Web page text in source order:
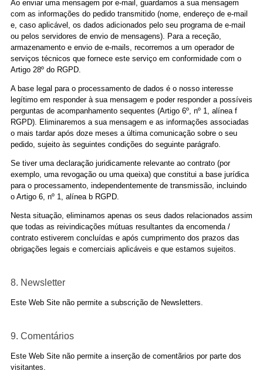
Ao enviar uma mensagem por e-mail, guardamos a sua mensagem
com as informações do pedido transmitido (nome, endereço de e-mail
e, caso aplicável, os dados adicionados pelo seu programa de e-mail
ou pelos servidores de envio de mensagens). Para a receção,
armazenamento e envio de e-mails, recorremos a um operador de
serviços técnicos que fornece este serviço em conformidade com o
Artigo 28º do RGPD.
A base legal para o processamento de dados é o nosso interesse
legítimo em responder à sua mensagem e poder responder a possíveis
perguntas de acompanhamento sequentes (Artigo 6º, nº 1, alínea f
RGPD). Eliminaremos a sua mensagem e as informações associadas
o mais tardar após doze meses a última comunicação sobre o seu
pedido, sujeito às seguintes condições do seguinte parágrafo.
Se tiver uma declaração juridicamente relevante ao contrato (por
exemplo, uma revogação ou uma queixa) que constitui a base jurídica
para o processamento, independentemente de transmissão, incluindo
o Artigo 6, nº 1, alínea b RGPD.
Nesta situação, eliminamos apenas os seus dados relacionados assim
que todas as reivindicações mútuas resultantes da encomenda /
contrato estiverem concluídas e após cumprimento dos prazos das
obrigações legais e comerciais aplicáveis e que estamos sujeitos.
8. Newsletter
Este Web Site não permite a subscrição de Newsletters.
9. Comentários
Este Web Site não permite a inserção de comentãrios por parte dos
visitantes.